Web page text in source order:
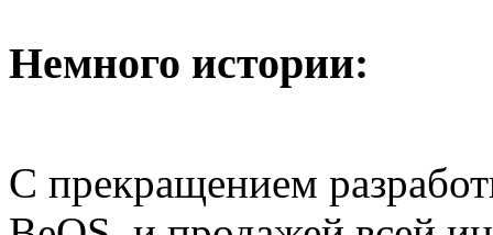
Немного истории:
С прекращением